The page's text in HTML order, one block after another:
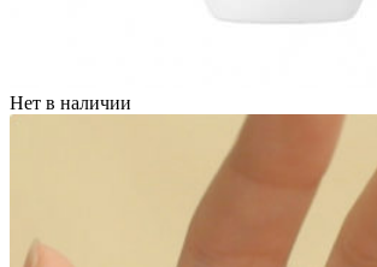
Нет в наличии